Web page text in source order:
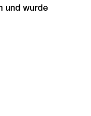
und wurde